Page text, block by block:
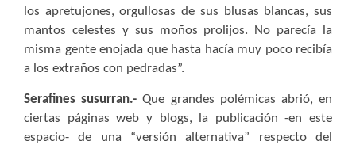
los apretujones, orgullosas de sus blusas blancas, sus
mantos celestes y sus moños prolijos. No parecía la
misma gente enojada que hasta hacía muy poco recibía
a los extraños con pedradas”.
Serafines susurran.- Que grandes polémicas abrió, en
ciertas páginas web y blogs, la publicación -en este
espacio- de una “versión alternativa” respecto del